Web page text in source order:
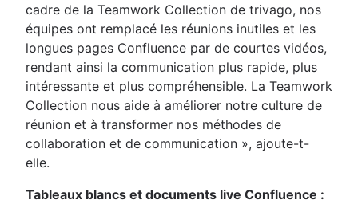
cadre de la Teamwork Collection de trivago, nos
équipes ont remplacé les réunions inutiles et les
longues pages Confluence par de courtes vidéos,
rendant ainsi la communication plus rapide, plus
intéressante et plus compréhensible. La Teamwork
Collection nous aide à améliorer notre culture de
réunion et à transformer nos méthodes de
collaboration et de communication », ajoute-t-
elle.
Tableaux blancs et documents live Confluence :